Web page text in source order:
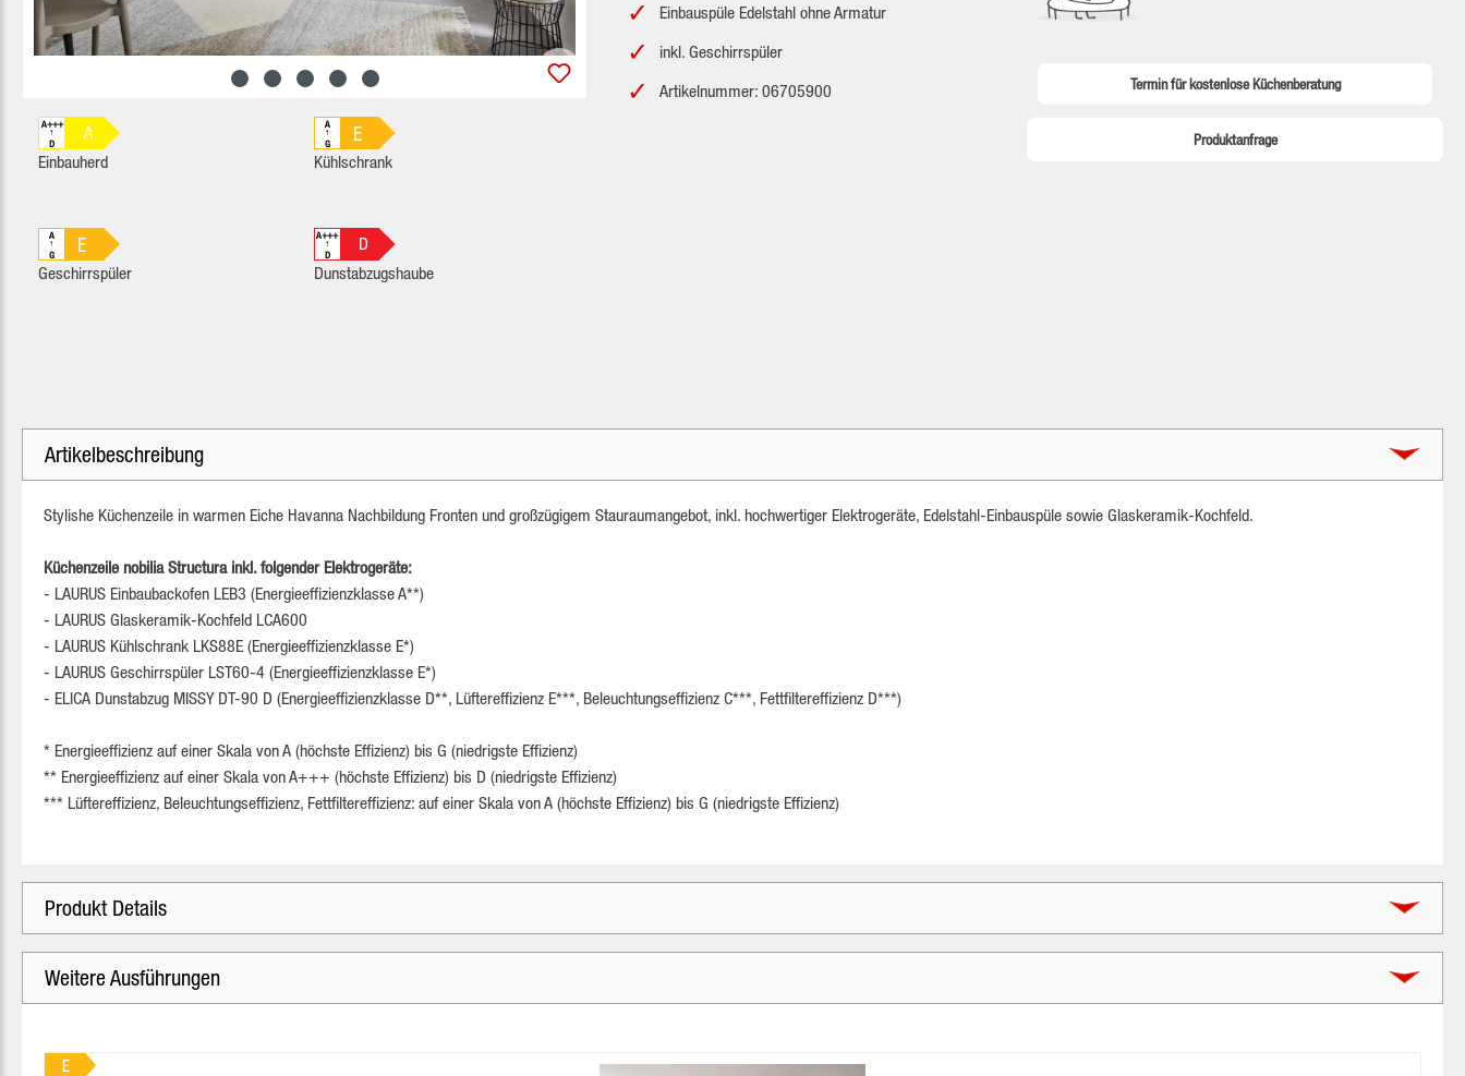
A
A+++
↑
D
Einbauherd
E
A
↑
G
Kühlschrank
E
A
↑
G
Geschirrspüler
D
A+++
↑
D
Dunstabzugshaube
Einbauspüle Edelstahl ohne Armatur
inkl. Geschirrspüler
Artikelnummer: 06705900
Termin für kostenlose Küchenberatung
Produktanfrage
Artikelbeschreibung
Stylishe Küchenzeile in warmen Eiche Havanna Nachbildung Fronten und großzügigem Stauraumangebot, inkl. hochwertiger Elektrogeräte, Edelstahl-Einbauspüle sowie Glaskeramik-Kochfeld.
Küchenzeile nobilia Structura inkl. folgender Elektrogeräte:
- LAURUS Einbaubackofen LEB3 (Energieeffizienzklasse A**)
- LAURUS Glaskeramik-Kochfeld LCA600
- LAURUS Kühlschrank LKS88E (Energieeffizienzklasse E*)
- LAURUS Geschirrspüler LST60-4 (Energieeffizienzklasse E*)
- ELICA Dunstabzug MISSY DT-90 D (Energieeffizienzklasse D**, Lüftereffizienz E***, Beleuchtungseffizienz C***, Fettfiltereffizienz D***)
* Energieeffizienz auf einer Skala von A (höchste Effizienz) bis G (niedrigste Effizienz)
** Energieeffizienz auf einer Skala von A+++ (höchste Effizienz) bis D (niedrigste Effizienz)
*** Lüftereffizienz, Beleuchtungseffizienz, Fettfiltereffizienz: auf einer Skala von A (höchste Effizienz) bis G (niedrigste Effizienz)
Produkt Details
Weitere Ausführungen
E